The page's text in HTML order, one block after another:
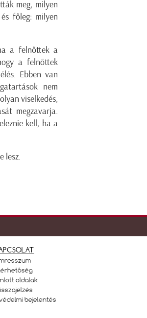
meg, milyen
főleg: milyen
a felnőttek a
a felnőttek
Ebben van
nem
viselkedés,
megzavarja.
kell, ha a
lesz.
oldalak
bejelentés